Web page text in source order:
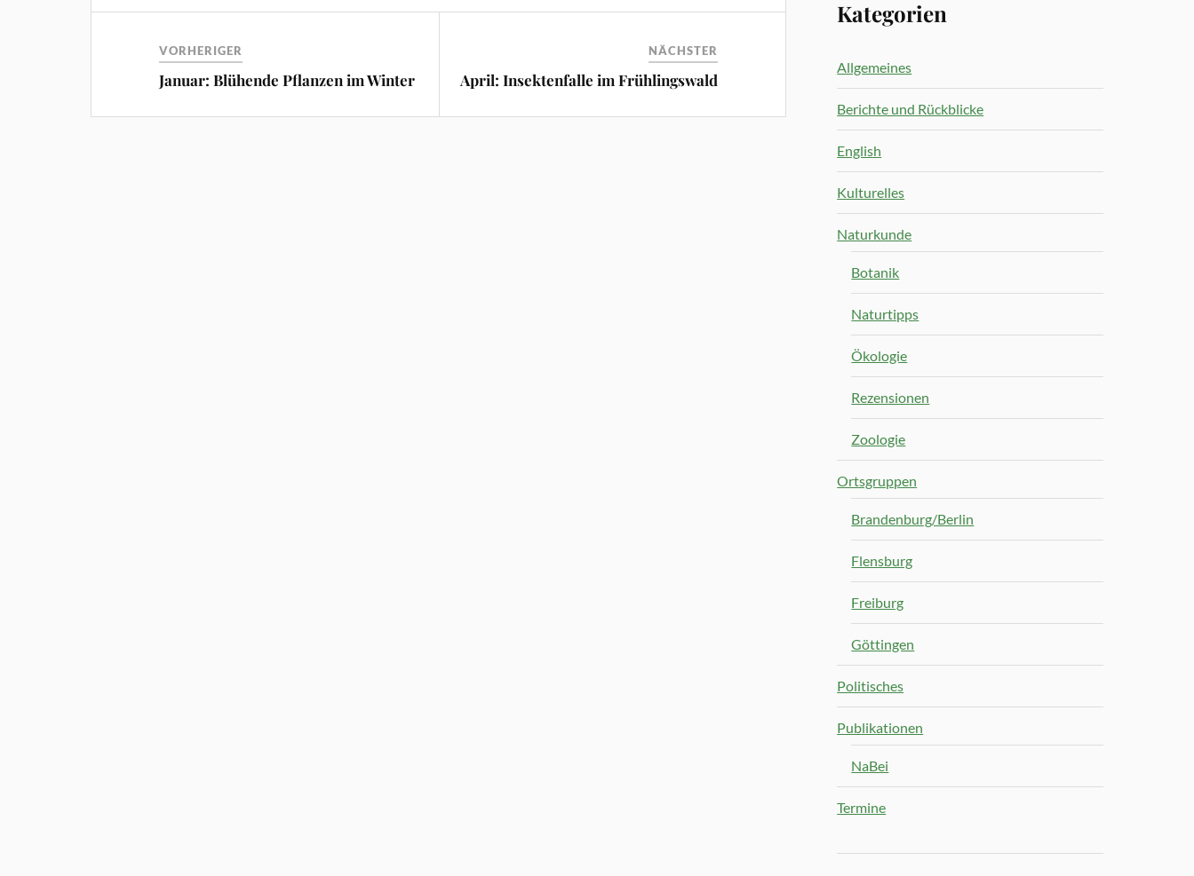
VORHERIGER
Januar: Blühende Pflanzen im Winter
NÄCHSTER
April: Insektenfalle im Frühlingswald
Kategorien
Allgemeines
Berichte und Rückblicke
English
Kulturelles
Naturkunde
Botanik
Naturtipps
Ökologie
Rezensionen
Zoologie
Ortsgruppen
Brandenburg/Berlin
Flensburg
Freiburg
Göttingen
Politisches
Publikationen
NaBei
Termine